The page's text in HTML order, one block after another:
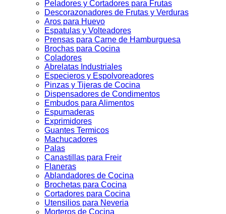
Peladores y Cortadores para Frutas
Descorazonadores de Frutas y Verduras
Aros para Huevo
Espatulas y Volteadores
Prensas para Carne de Hamburguesa
Brochas para Cocina
Coladores
Abrelatas Industriales
Especieros y Espolvoreadores
Pinzas y Tijeras de Cocina
Dispensadores de Condimentos
Embudos para Alimentos
Espumaderas
Exprimidores
Guantes Termicos
Machucadores
Palas
Canastillas para Freir
Flaneras
Ablandadores de Cocina
Brochetas para Cocina
Cortadores para Cocina
Utensilios para Neveria
Morteros de Cocina